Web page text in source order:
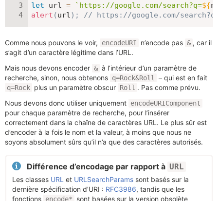
let url = ` https://google.com/search?q=${
alert (url) ; // https://google.com/
Comme nous pouvons le voir, encodeURI n’encode pas & , car il
s’agit d’un caractère légitime dans l’URL.
Mais nous devons encoder & à l’intérieur d’un paramètre de
recherche, sinon, nous obtenons q=Rock&Roll – qui est en fait
q=Rock plus un paramètre obscur Roll . Pas comme prévu.
Nous devons donc utiliser uniquement encodeURIComponent
pour chaque paramètre de recherche, pour l’insérer
correctement dans la chaîne de caractères URL. Le plus sûr est
d’encoder à la fois le nom et la valeur, à moins que nous ne
soyons absolument sûrs qu’il n’a que des caractères autorisés.
Différence d’encodage par rapport à URL
Les classes URL et URLSearchParams sont basés sur la
dernière spécification d’URI : RFC3986, tandis que les
fonctions encode*
sont basées sur la version obsolète